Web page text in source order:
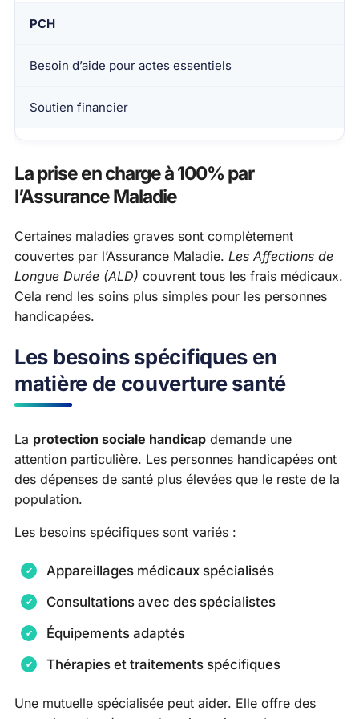
PCH
Besoin d’aide pour actes essentiels
Soutien financier
La prise en charge à 100% par
l’Assurance Maladie
Certaines maladies graves sont complètement
couvertes par l’Assurance Maladie. Les Affections de
Longue Durée (ALD) couvrent tous les frais médicaux.
Cela rend les soins plus simples pour les personnes
handicapées.
Les besoins spécifiques en
matière de couverture santé
La protection sociale handicap demande une
attention particulière. Les personnes handicapées ont
des dépenses de santé plus élevées que le reste de la
population.
Les besoins spécifiques sont variés :
Appareillages médicaux spécialisés
Consultations avec des spécialistes
Équipements adaptés
Thérapies et traitements spécifiques
Une mutuelle spécialisée peut aider. Elle offre des